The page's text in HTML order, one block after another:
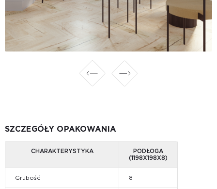
SZCZEGÓŁY OPAKOWANIA
CHARAKTERYSTYKA
PODŁOGA
(1198Х198Х8)
Grubość 8